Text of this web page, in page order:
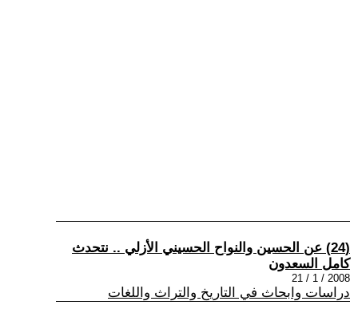
(24) عن الحسين والنواح الحسيني الأزلي .. نتحدث
كامل السعدون
2008 / 1 / 21
دراسات وابحاث في التاريخ والتراث واللغات